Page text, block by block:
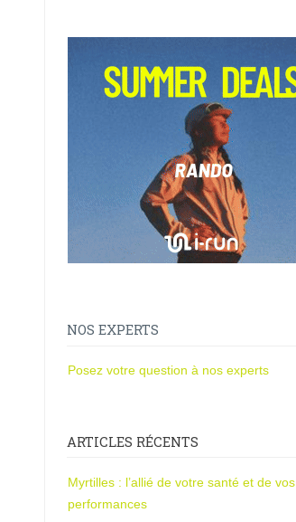
NOS EXPERTS
Posez votre question à nos experts
ARTICLES RÉCENTS
Myrtilles : l’allié de votre santé et de vos
performances